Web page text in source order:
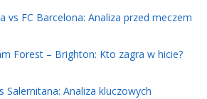
vs FC Barcelona: Analiza przed meczem
Forest – Brighton: Kto zagra w hicie?
Salernitana: Analiza kluczowych